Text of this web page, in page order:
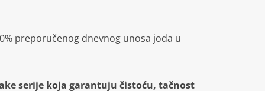
preporučenog dnevnog unosa joda u
serije koja garantuju čistoću, tačnost